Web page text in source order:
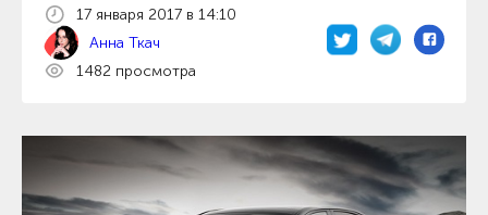
17 января 2017 в 14:10
Анна Ткач
1482 просмотра